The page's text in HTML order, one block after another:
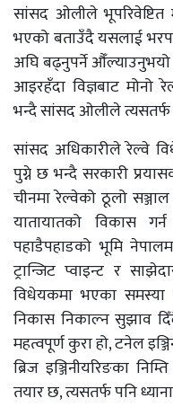
सांसद ओलीले
भएको बताउँदै यसलाई
अघि बढ्नुपर्ने औँल्याउनुभयो
आइरहँदा विज्ञबाट मोनो
भन्दै सांसद ओलीले त्यसतर्फ
सांसद अधिकारीले रेल्वे
पुग्ने छ भन्दै सरकारी
चीनमा रेल्वेको ठूलो
यातायातको विकास
पहाडैपहाडको भूमि
ट्रान्जिट प्वाइन्ट र
विधेयकमा भएका समस्या
निकास निकाल्न सुझाव
महत्वपूर्ण कुरा हो, टनेल
ब्रिज इञ्जिनीयरिङका
तयार छ, त्यसतर्फ पनि